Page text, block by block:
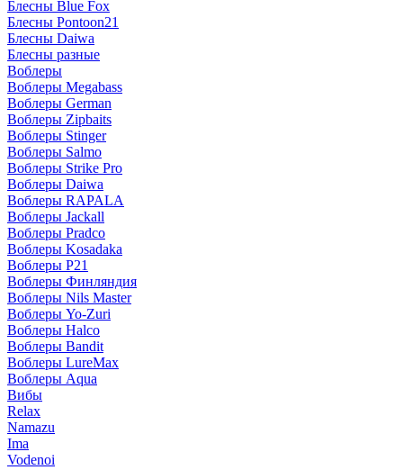
Блесны Blue Fox
Блесны Pontoon21
Блесны Daiwa
Блесны разные
Воблеры
Воблеры Megabass
Воблеры German
Воблеры Zipbaits
Воблеры Stinger
Воблеры Salmo
Воблеры Strike Pro
Воблеры Daiwa
Воблеры RAPALA
Воблеры Jackall
Воблеры Pradco
Воблеры Kosadaka
Воблеры P21
Воблеры Финляндия
Воблеры Nils Master
Воблеры Yo-Zuri
Воблеры Halco
Воблеры Bandit
Воблеры LureMax
Воблеры Aqua
Вибы
Relax
Namazu
Ima
Vodenoi